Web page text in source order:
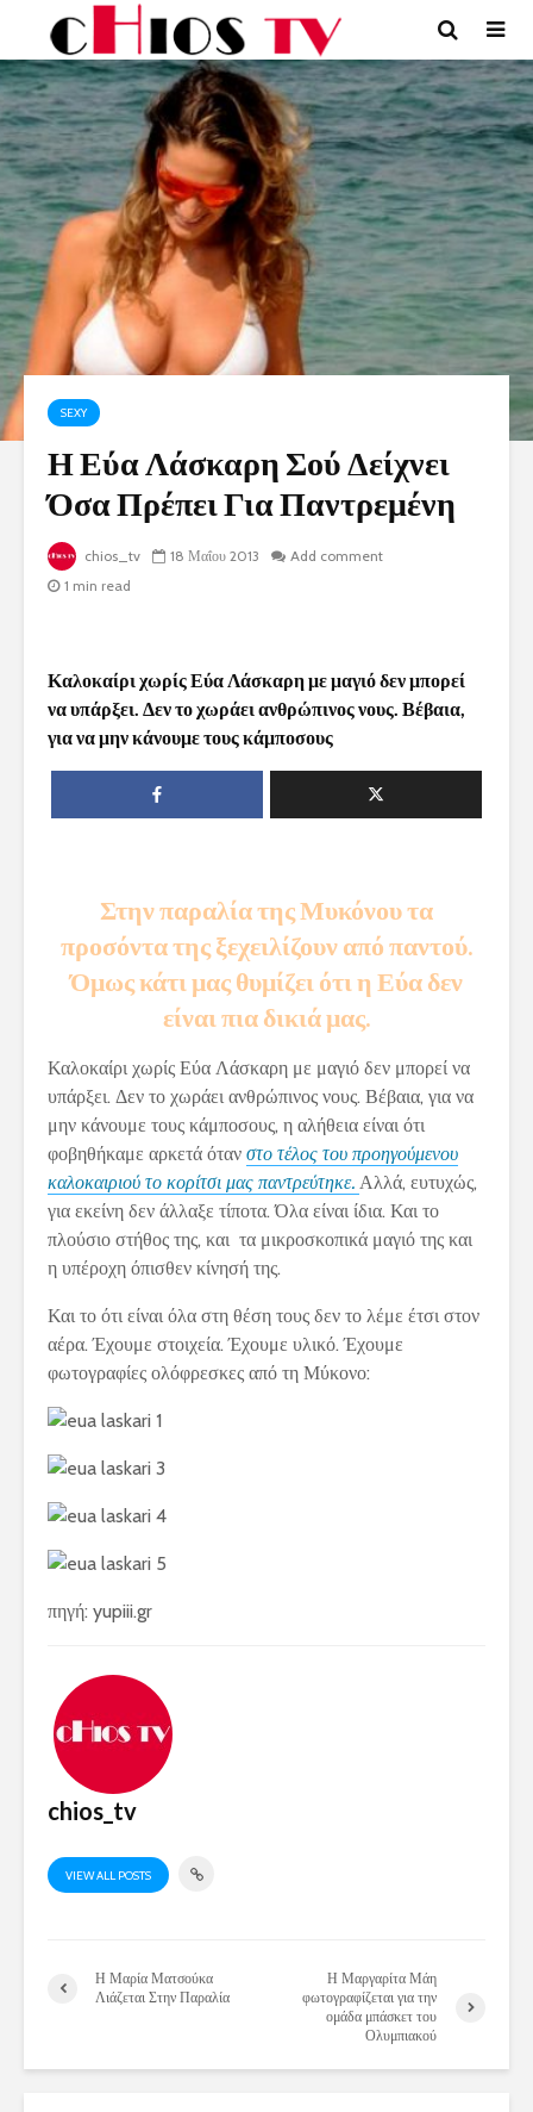
SEXY
Η Εύα Λάσκαρη Σού Δείχνει
Όσα Πρέπει Για Παντρεμένη
chios_tv 18 Μαΐου 2013
Add comment
1 min read
Καλοκαίρι χωρίς Εύα Λάσκαρη με μαγιό δεν μπορεί
να υπάρξει. Δεν το χωράει ανθρώπινος νους. Βέβαια,
για να μην κάνουμε τους κάμποσους
Στην παραλία της Μυκόνου τα
προσόντα της ξεχειλίζουν από παντού.
Όμως κάτι μας θυμίζει ότι η Εύα δεν
είναι πια δικιά μας.
Καλοκαίρι χωρίς Εύα Λάσκαρη με μαγιό δεν μπορεί να
υπάρξει. Δεν το χωράει ανθρώπινος νους. Βέβαια, για να
μην κάνουμε τους κάμποσους, η αλήθεια είναι ότι
φοβηθήκαμε αρκετά όταν στο τέλος του προηγούμενου
καλοκαιριού το κορίτσι μας παντρεύτηκε. Αλλά, ευτυχώς,
για εκείνη δεν άλλαξε τίποτα. Όλα είναι ίδια. Και το
πλούσιο στήθος της, και τα μικροσκοπικά μαγιό της και
η υπέροχη όπισθεν κίνησή της.
Και το ότι είναι όλα στη θέση τους δεν το λέμε έτσι στον
αέρα. Έχουμε στοιχεία. Έχουμε υλικό. Έχουμε
φωτογραφίες ολόφρεσκες από τη Μύκονο:
πηγή: yupiii.gr
chios_tv
VIEW ALL POSTS
Η Μαρία Ματσούκα
Λιάζεται Στην Παραλία
Η Μαργαρίτα Μάη
φωτογραφίζεται για την
ομάδα μπάσκετ του
Ολυμπιακού